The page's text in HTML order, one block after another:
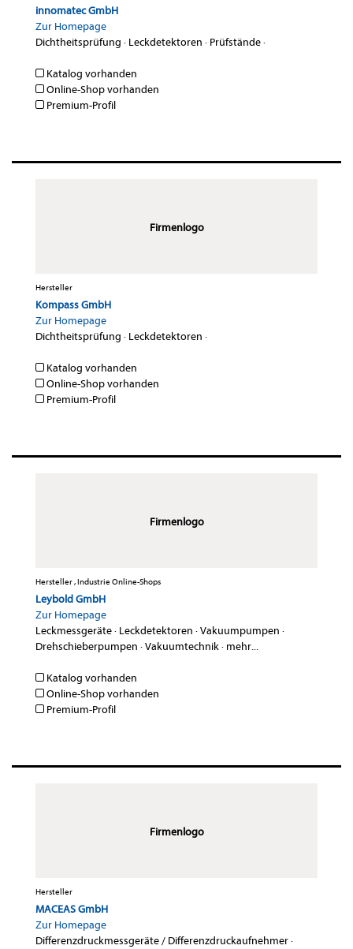
innomatec GmbH
Zur Homepage
Dichtheitsprüfung · Leckdetektoren · Prüfstände·
Katalog vorhanden
Online-Shop vorhanden
Premium-Profil
Firmenlogo
Hersteller
Kompass GmbH
Zur Homepage
Dichtheitsprüfung · Leckdetektoren ·
Katalog vorhanden
Online-Shop vorhanden
Premium-Profil
Firmenlogo
Hersteller , Industrie Online-Shops
Leybold GmbH
Zur Homepage
Leckmessgeräte· Leckdetektoren ·Vakuumpumpen ·
Drehschieberpumpen ·Vakuumtechnik· mehr...
Katalog vorhanden
Online-Shop vorhanden
Premium-Profil
Firmenlogo
Hersteller
MACEAS GmbH
Zur Homepage
Differenzdruckmessgeräte / Differenzdruckaufnehmer·